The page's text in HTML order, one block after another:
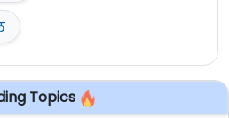
Topics